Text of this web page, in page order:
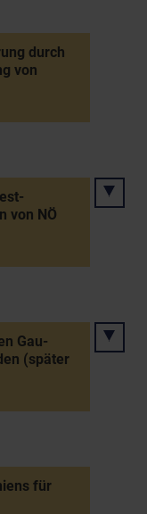
durch
von
von NÖ
Gau-
(später
für